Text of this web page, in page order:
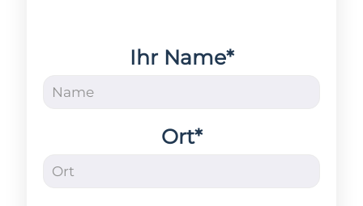
Ihr Name*
Ort*